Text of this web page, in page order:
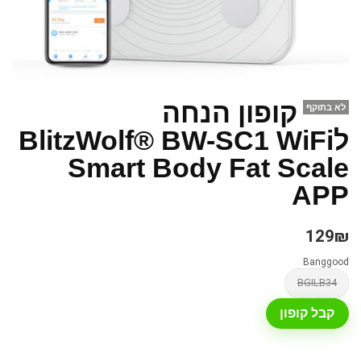
לא בתוקף
קופון הנחה
לBlitzWolf® BW-SC1 WiFi
Smart Body Fat Scale
APP
129₪
Banggood
BGILB34
קבל קופון